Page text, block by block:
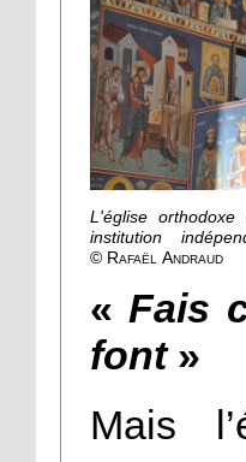
L'église
institution
© Rafaël Andraud
« Fais
font »
Mais